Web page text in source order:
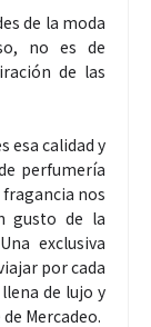
de la moda
no es de
de las
esa calidad y
perfumería
nos
gusto de la
exclusiva
por cada
de lujo y
Mercadeo.